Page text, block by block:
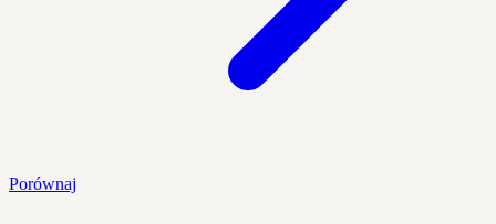
Porównaj